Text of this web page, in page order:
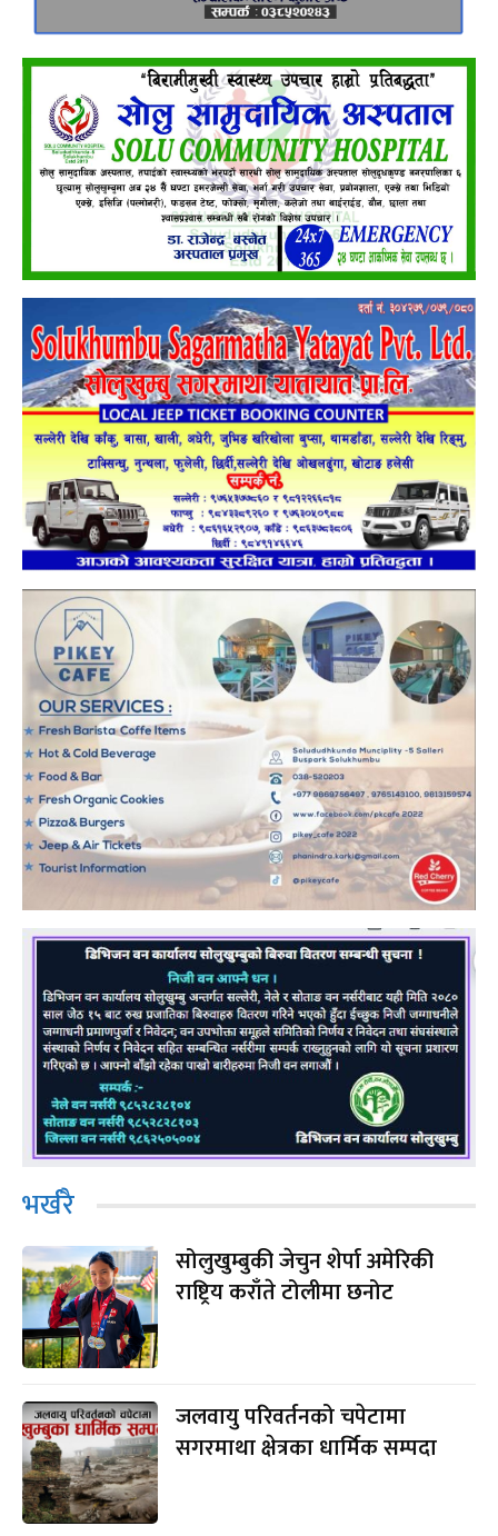
भर्खरै
सोलुखुम्बुकी जेचुन शेर्पा अमेरिकी
राष्ट्रिय कराँते टोलीमा छनोट
जलवायु परिवर्तनको चपेटामा
सगरमाथा क्षेत्रका धार्मिक सम्पदा